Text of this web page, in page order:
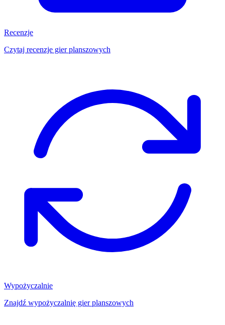
Recenzje
Czytaj recenzje gier planszowych
Wypożyczalnie
Znajdź wypożyczalnię gier planszowych